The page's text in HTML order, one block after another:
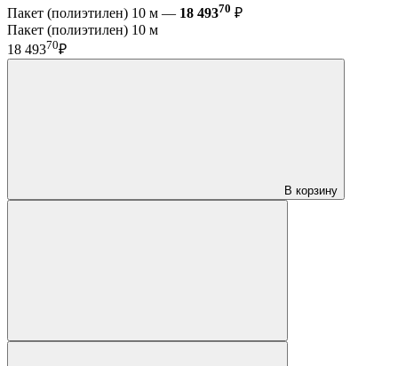
Пакет (полиэтилен) 10 м — 18 49370 ₽
Пакет (полиэтилен) 10 м
18 49370₽
В корзину